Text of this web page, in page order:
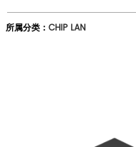
所属分类： CHIP LAN